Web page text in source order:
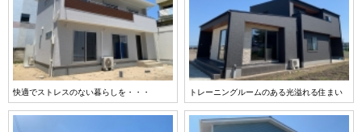
快適でストレスのない暮らしを・・・ トレーニングルームのある光溢れる住まい